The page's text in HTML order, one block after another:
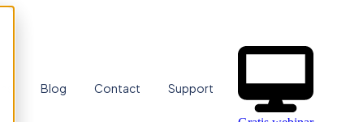
Blog Contact Support